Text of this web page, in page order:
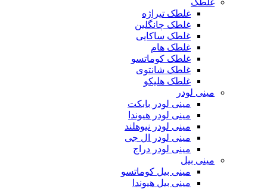
غلطک
غلطک تیراژه
غلطک چانگلین
غلطک ساکایی
غلطک هام
غلطک کوماتسو
غلطک شانتوی
غلطک هلیکو
مینی لودر
مینی لودر بابکت
مینی لودر هیوندا
مینی لودر نیوهلند
مینی لودر ال جی
مینی لودر دراج
مینی بیل
مینی بیل کوماتسو
مینی بیل هیوندا